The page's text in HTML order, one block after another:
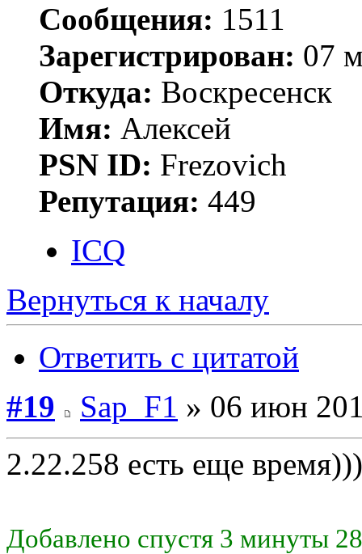
Сообщения: 1511
Зарегистрирован: 07
Откуда: Воскресенск
Имя: Алексей
PSN ID: Frezovich
Репутация: 449
ICQ
Вернуться к началу
Ответить с цитатой
#19
Sap_F1 » 06 июн
2.22.258 есть еще время)))
Добавлено спустя 3 минуты